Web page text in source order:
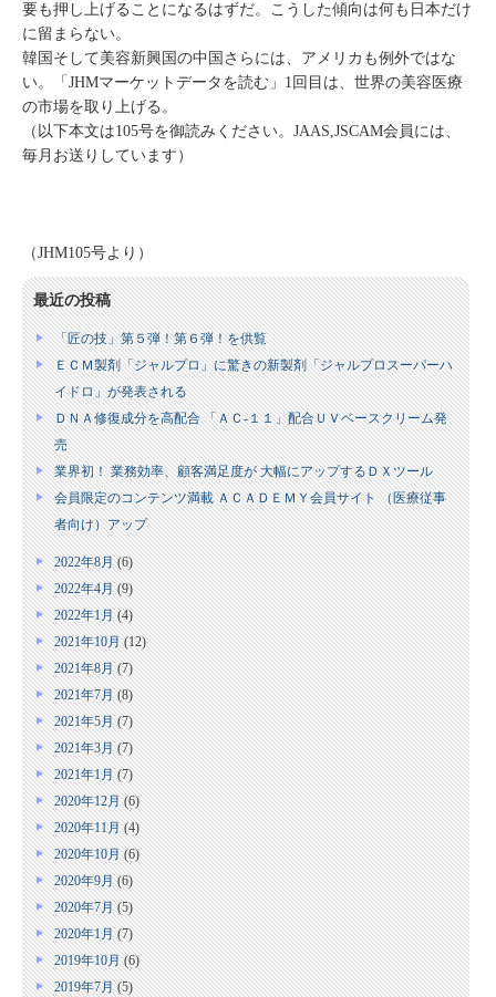
要も押し上げることになるはずだ。こうした傾向は何も日本だけ
に留まらない。
韓国そして美容新興国の中国さらには、アメリカも例外ではな
い。「JHMマーケットデータを読む」1回目は、世界の美容医療
の市場を取り上げる。
（以下本文は105号を御読みください。JAAS,JSCAM会員には、
毎月お送りしています）
（JHM105号より）
最近の投稿
「匠の技」第５弾！第６弾！を供覧
ＥＣＭ製剤「ジャルプロ」に驚きの新製剤「ジャルプロスーパーハ
イドロ」が発表される
ＤＮＡ修復成分を高配合 「ＡＣ‐１１」配合ＵＶベースクリーム発
売
業界初！ 業務効率、顧客満足度が 大幅にアップするＤＸツール
会員限定のコンテンツ満載 ＡＣＡＤＥＭＹ会員サイト （医療従事
者向け）アップ
2022年8月(6)
2022年4月(9)
2022年1月(4)
2021年10月(12)
2021年8月(7)
2021年7月(8)
2021年5月(7)
2021年3月(7)
2021年1月(7)
2020年12月(6)
2020年11月(4)
2020年10月(6)
2020年9月(6)
2020年7月(5)
2020年1月(7)
2019年10月(6)
2019年7月(5)